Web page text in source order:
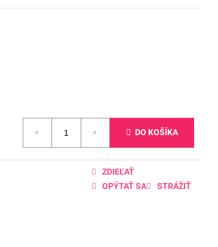
DO KOŠÍKA
OPÝTAŤ SA STRÁŽIŤ
ZDIEĽAŤ